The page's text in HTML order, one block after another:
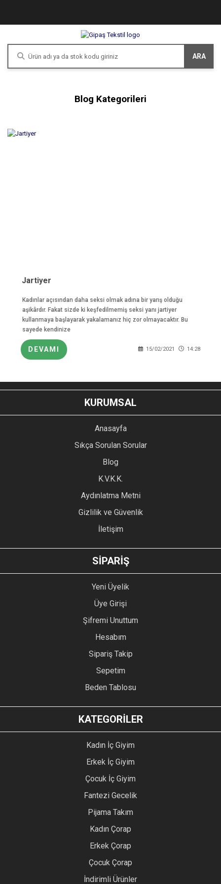
ARA
Blog Kategorileri
Jartiyer
Kadınlar açısından daha seksi olmak adına bir yarış olduğu
aşikârdır. Fakat sizde ki keşfedilmemiş seksi yanı jartiyer
kullanmaya başlayarak yakalamanız hiç zor olmayacaktır. Bu
sayede kendinize
DEVAMI 15/02/2021 14:28
KURUMSAL
Anasayfa
Sıkça Sorulan Sorular
Blog
K.V.K.K.
Aydınlatma Metni
Gizlilik ve Güvenlik
İletişim
SİPARİŞ
Yeni Üyelik
Üye Girişi
Şifremi Unuttum
Hesabım
Sipariş Takip
Sepetim
Beden Tablosu
KATEGORİLER
Kadın İç Giyim
Erkek İç Giyim
Çocuk İç Giyim
Fantezi Gecelik
Pijama Takım
Kadın Çorap
Erkek Çorap
Çocuk Çorap
İndirimli Ürünler